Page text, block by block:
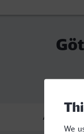
Ankunft